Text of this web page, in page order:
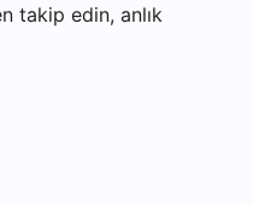
takip edin, anlık